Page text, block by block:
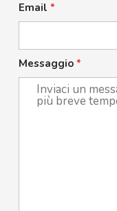
Email *
Messaggio *